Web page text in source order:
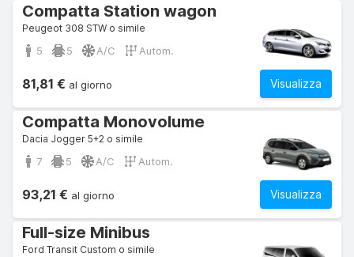
Compatta Station wagon
Peugeot 308 STW o simile
5 5 A/C Autom.
Visualizza
81,81 € al giorno
Compatta Monovolume
Dacia Jogger 5+2 o simile
7 5 A/C Autom.
Visualizza
93,21 € al giorno
Full-size Minibus
Ford Transit Custom o simile